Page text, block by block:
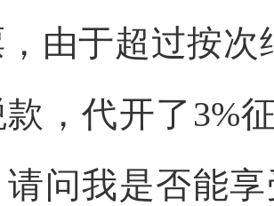
由于超过按次
，代开了3%
问我是否能